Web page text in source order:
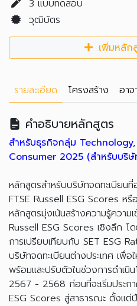
3 แบบทดสอบ
วุฒิบัตร
เพิ่มหลัก
รายละเอียด โครงสร้าง อา
คำอธิบายหลักสูตร
สำหรับธุรกิจกลุ่ม
Consumer 2025 (สำหรับบริษั
หลักสูตรสำหรับบริษัทจดทะเบียน
FTSE Russell ESG Scores หรื
หลักสูตรมุ่งเน้นสร้างความรู้ความเ
Russell ESG Scores เชิงลึก โ
การเปรียบเทียบกับ SET ESG
บริษัทจดทะเบียนต่างประเทศ เพื่อ
พร้อมและปรับตัวในช่วงการดำเนิ
2567 - 2568 ก่อนที่จะเริ่มประก
ESG Scores สู่สาธารณะ ตั้งแต่